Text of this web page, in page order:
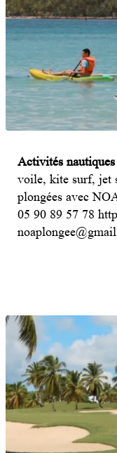
Activités
voile, kite surf, jet
plongées avec
05 90 89 57 78